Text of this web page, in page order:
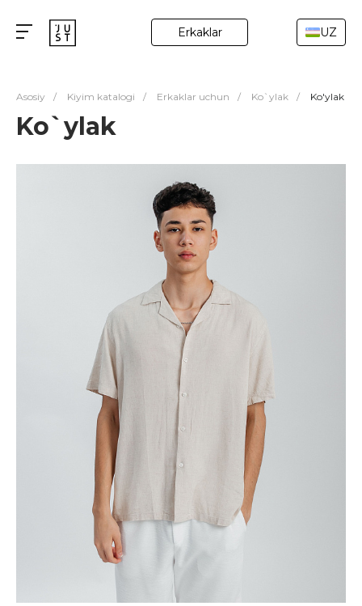
Erkaklar UZ
Asosiy / Kiyim katalogi / Erkaklar uchun / Ko`ylak / Ko'ylak
Ko`ylak